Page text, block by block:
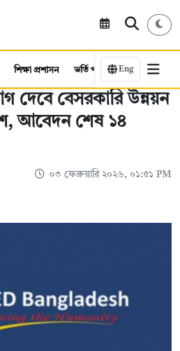
শিক্ষা প্রশাসন ভর্তি পরীক্ষা কর্মসংস্থান
Eng
দেবে বেসরকারি উন্নয়ন
আবেদন শেষ ১৪
০৩ ফেব্রুয়ারি ২০২৬, ০১:৫১ PM